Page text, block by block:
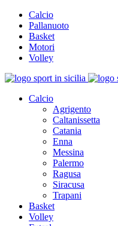
Calcio
Pallanuoto
Basket
Motori
Volley
Calcio
Agrigento
Caltanissetta
Catania
Enna
Messina
Palermo
Ragusa
Siracusa
Trapani
Basket
Volley